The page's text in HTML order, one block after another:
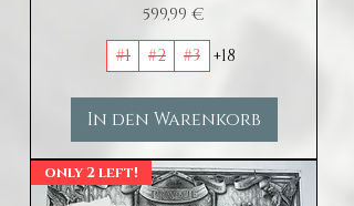
Preis
599,99 €
#1 #2 #3 +18
In den Warenkorb
only 2 left!